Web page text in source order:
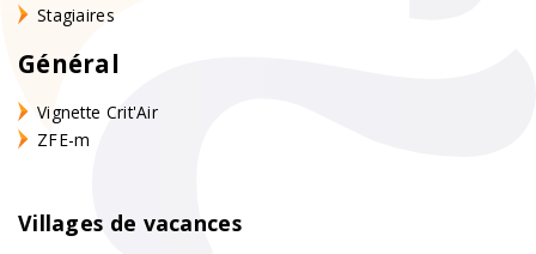
Stagiaires
Général
Vignette Crit'Air
ZFE-m
Villages de vacances